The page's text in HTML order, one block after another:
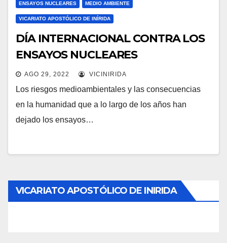
ENSAYOS NUCLEARES MEDIO AMBIENTE
VICARIATO APOSTÓLICO DE INÍRIDA
DÍA INTERNACIONAL CONTRA LOS
ENSAYOS NUCLEARES
AGO 29, 2022 VICINIRIDA
Los riesgos medioambientales y las consecuencias
en la humanidad que a lo largo de los años han
dejado los ensayos…
VICARIATO APOSTÓLICO DE INIRIDA